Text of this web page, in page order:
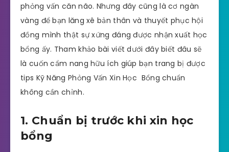
phỏng vấn căn não. Nhưng đây cũng là cơ ngàn
vàng để bạn lăng xê bản thân và thuyết phục hội
đồng mình thật sự xứng đáng được nhận xuất học
bổng ấy. Tham khảo bài viết dưới đây biết đâu sẽ
là cuốn cẩm nang hữu ích giúp bạn trang bị được
tips Kỹ Năng Phỏng Vấn Xin Học Bổng chuẩn
không cần chỉnh.
1. Chuẩn bị trước khi xin học
bổng